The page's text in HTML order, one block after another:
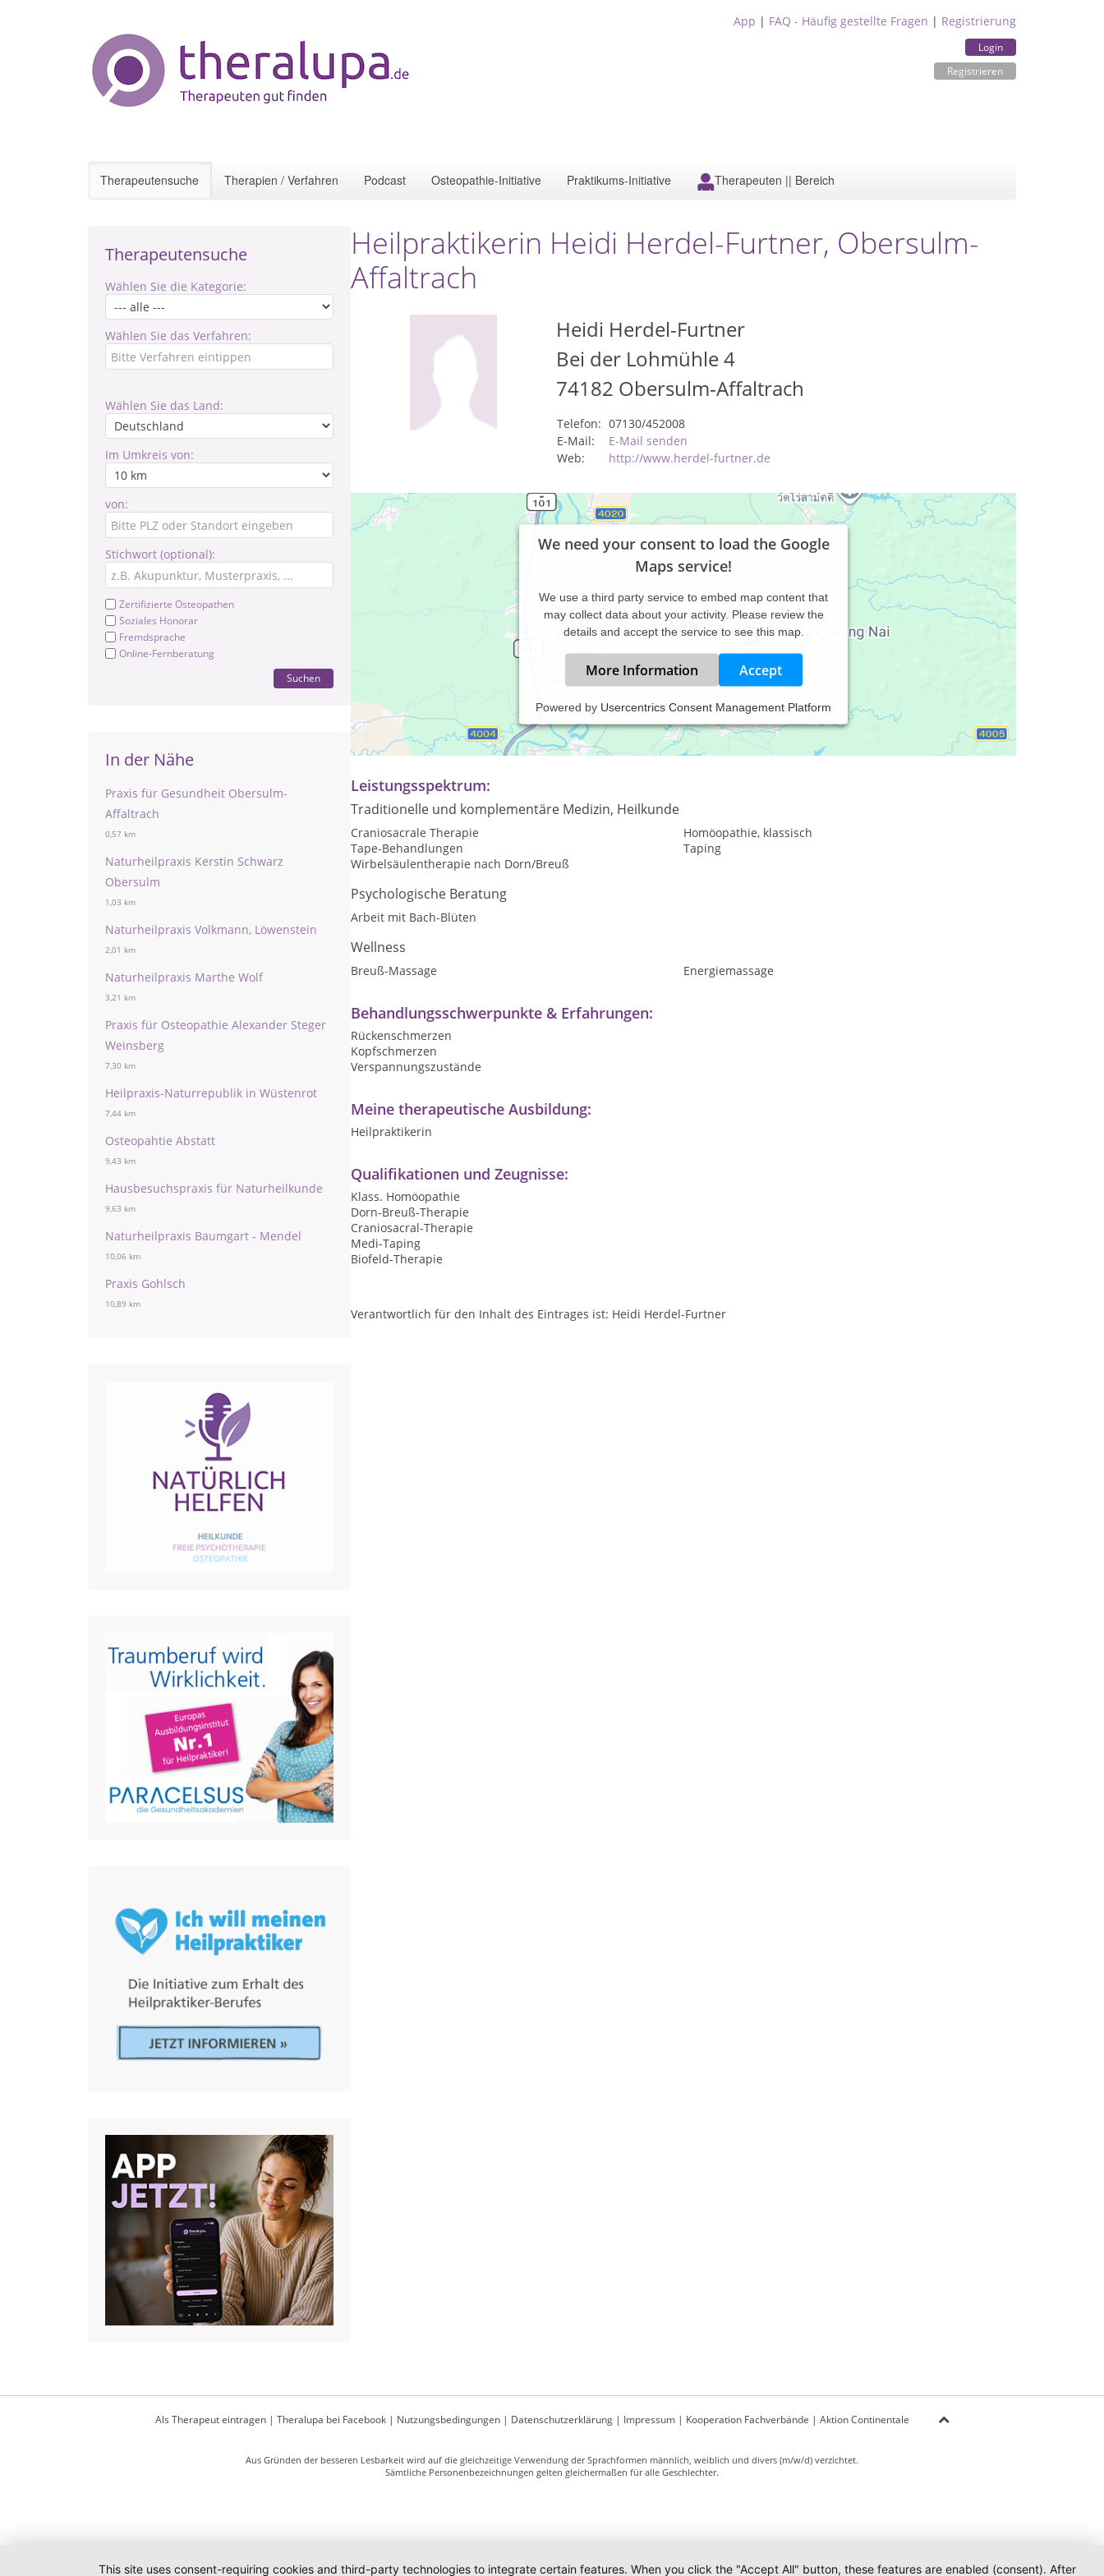
App | FAQ - Häufig gestellte Fragen | Registrierung
Login
Registrieren
Therapeutensuche Therapien / Verfahren Podcast Osteopathie-Initiative Praktikums-Initiative Therapeuten || Bereich
Therapeutensuche
Wählen Sie die Kategorie:
Wählen Sie das Verfahren:
Wählen Sie das Land:
Im Umkreis von:
von:
Stichwort (optional):
Zertifizierte Osteopathen
Soziales Honorar
Fremdsprache
Online-Fernberatung
Suchen
In der Nähe
Praxis für Gesundheit Obersulm-
Affaltrach
0,57 km
Naturheilpraxis Kerstin Schwarz
Obersulm
1,03 km
Naturheilpraxis Volkmann, Löwenstein
2,01 km
Naturheilpraxis Marthe Wolf
3,21 km
Praxis für Osteopathie Alexander Steger
Weinsberg
7,30 km
Heilpraxis-Naturrepublik in Wüstenrot
7,44 km
Osteopahtie Abstatt
9,43 km
Hausbesuchspraxis für Naturheilkunde
9,63 km
Naturheilpraxis Baumgart - Mendel
10,06 km
Praxis Gohlsch
10,89 km
Heilpraktikerin Heidi Herdel-Furtner, Obersulm-
Affaltrach
Heidi Herdel-Furtner
Bei der Lohmühle 4
74182 Obersulm-Affaltrach
Telefon: 07130/452008
E-Mail:
E-Mail senden
Web:
http://www.herdel-furtner.de
We need your consent to load the Google
Maps service!
We use a third party service to embed map content that
may collect data about your activity. Please review the
details and accept the service to see this map.
More Information Accept
Powered by Usercentrics Consent Management Platform
Praxiszeiten:
Termine nach Vereinbarung
Leistungsspektrum:
Traditionelle und komplementäre Medizin, Heilkunde
Craniosacrale Therapie
Homöopathie, klassisch
Tape-Behandlungen
Taping
Wirbelsäulentherapie nach Dorn/Breuß
Psychologische Beratung
Arbeit mit Bach-Blüten
Wellness
Breuß-Massage Energiemassage
Behandlungsschwerpunkte & Erfahrungen:
Rückenschmerzen
Kopfschmerzen
Verspannungszustände
Meine therapeutische Ausbildung:
Heilpraktikerin
Qualifikationen und Zeugnisse:
Klass. Homöopathie
Dorn-Breuß-Therapie
Craniosacral-Therapie
Medi-Taping
Biofeld-Therapie
Verantwortlich für den Inhalt des Eintrages ist: Heidi Herdel-Furtner
Als Therapeut eintragen| Theralupa bei Facebook| Nutzungsbedingungen| Datenschutzerklärung| Impressum| Kooperation Fachverbände | Aktion Continentale
Aus Gründen der besseren Lesbarkeit wird auf die gleichzeitige Verwendung der Sprachformen männlich, weiblich und divers (m/w/d) verzichtet.
Sämtliche Personenbezeichnungen gelten gleichermaßen für alle Geschlechter.
This site uses consent-requiring cookies and third-party technologies to integrate certain features. When you click the "Accept All" button, these features are enabled (consent). After